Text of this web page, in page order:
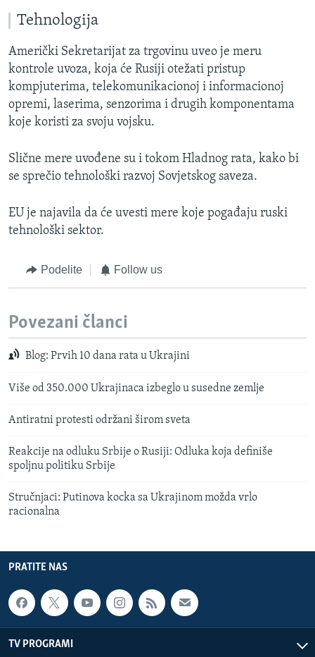
Tehnologija
Američki Sekretarijat za trgovinu uveo je meru
kontrole uvoza, koja će Rusiji otežati pristup
kompjuterima, telekomunikacionoj i informacionoj
opremi, laserima, senzorima i drugih komponentama
koje koristi za svoju vojsku.
Slične mere uvođene su i tokom Hladnog rata, kako bi
se sprečio tehnološki razvoj Sovjetskog saveza.
EU je najavila da će uvesti mere koje pogađaju ruski
tehnološki sektor.
Podelite Follow us
Povezani članci
Blog: Prvih 10 dana rata u Ukrajini
Više od 350.000 Ukrajinaca izbeglo u susedne zemlje
Antiratni protesti održani širom sveta
Reakcije na odluku Srbije o Rusiji: Odluka koja definiše
spoljnu politiku Srbije
Stručnjaci: Putinova kocka sa Ukrajinom možda vrlo
racionalna
PRATITE NAS
TV PROGRAMI